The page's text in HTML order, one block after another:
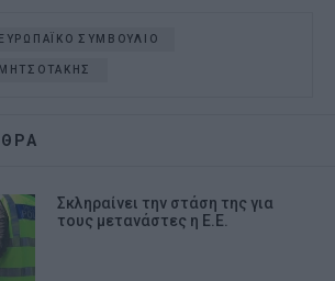
ΕΥΡΩΠΑΪΚΟ ΣΥΜΒΟΥΛΙΟ
ΜΗΤΣΟΤΑΚΗΣ
Σκληραίνει την στάση της για
τους μετανάστες η Ε.Ε.